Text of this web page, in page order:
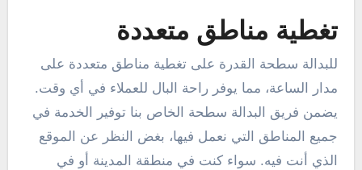
تغطية مناطق متعددة
للبدالة سطحة القدرة على تغطية مناطق متعددة على
مدار الساعة، مما يوفر راحة البال للعملاء في أي وقت.
يضمن فريق البدالة سطحة الخاص بنا توفير الخدمة في
جميع المناطق التي نعمل فيها، بغض النظر عن الموقع
الذي أنت فيه. سواء كنت في منطقة المدينة أو في